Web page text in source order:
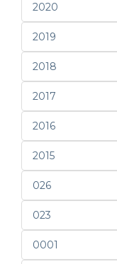
2020
2019
2018
2017
2016
2015
026
023
0001